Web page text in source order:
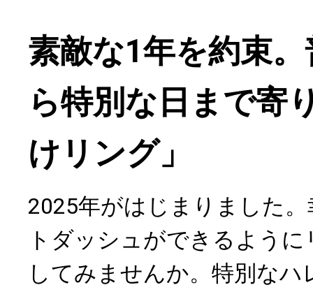
素敵な1年を約束
ら特別な日まで寄
けリング」
2025年がはじまりました
トダッシュができるよう
してみませんか。特別な